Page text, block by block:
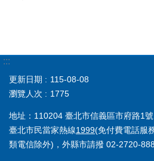
:::
更新日期
115-08-08
瀏覽人次
1775
地址：110204 臺北市信義區市府路1
臺北市民當家熱線1999(免付費電話服
類電信除外)，外縣市請撥 02-2720-